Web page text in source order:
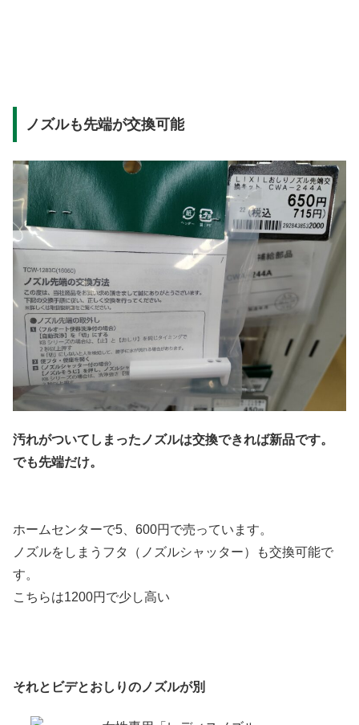
ノズルも先端が交換可能
汚れがついてしまったノズルは交換できれば新品です。
でも先端だけ。
ホームセンターで5、600円で売っています。
ノズルをしまうフタ（ノズルシャッター）も交換可能で
す。
こちらは1200円で少し高い
それとビデとおしりのノズルが別